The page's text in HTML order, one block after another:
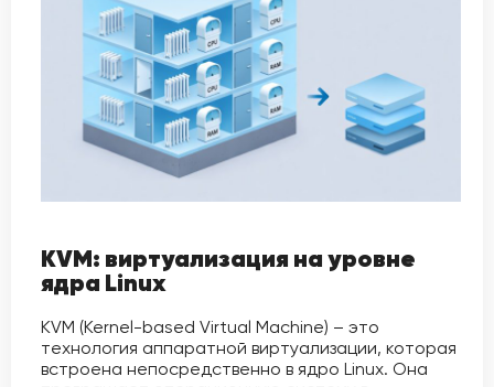
KVM: виртуализация на уровне
ядра Linux
KVM (Kernel-based Virtual Machine) – это
технология аппаратной виртуализации, которая
встроена непосредственно в ядро Linux. Она